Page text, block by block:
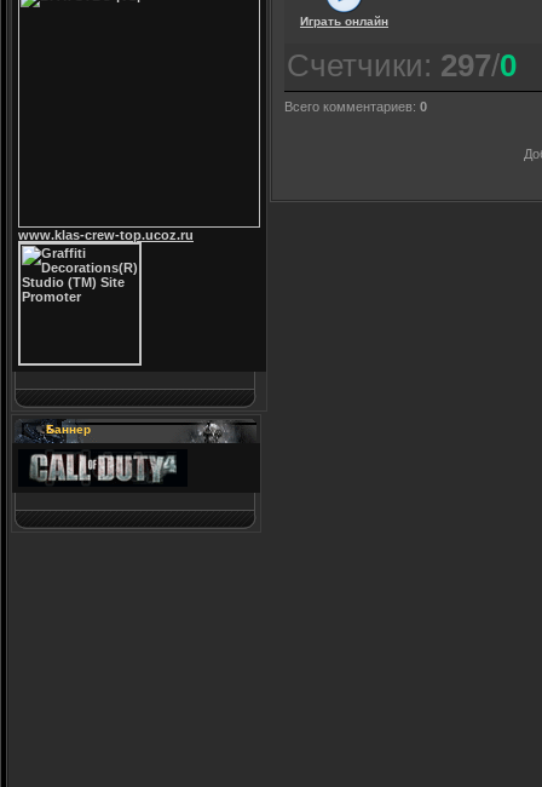
www.klas-crew-top.ucoz.ru
Баннер
Играть онлайн
Счетчики: 297/0
Всего комментариев: 0